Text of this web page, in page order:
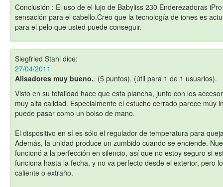
Conclusión : El uso de el lujo de Babyliss 230 Enderezadoras
sensación para el cabello.Creo que la tecnología de iones es
para el pelo que usted puede conseguir.
Siegfried Stahl dice:
27/04/2011
Alisadores muy bueno.. (5 puntos). (útil para 1 de 1 usuarios).
Visto en su totalidad hace que esta plancha, junto con los
muy alta calidad. Especialmente el estuche cerrado parece muy
puede pasar como un bolso de mano.
El dispositivo en sí es sólo el regulador de temperatura para
Además, la unidad produce un zumbido cuando se enciende.
funcionó a la perfección en silencio, así que no estoy seguro si
funciona hasta la fecha, y no va perfecto desde el exterior, pero
caliente o extraño.